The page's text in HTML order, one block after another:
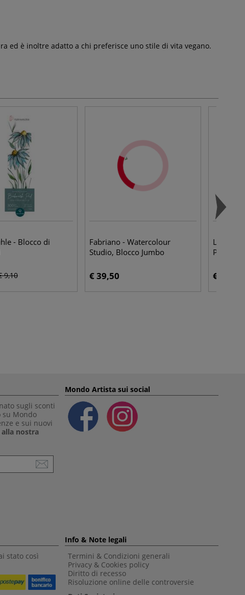
ed è inoltre adatto a chi preferisce uno stile di vita vegano.
- Blocco di
9,10
Fabriano - Watercolour
Studio, Blocco Jumbo
€ 39,50
Lyra -
€ 2,50
sugli sconti
su Mondo
e sui nuovi
nostra
Mondo Artista sui social
stato così
Info & Note legali
Termini & Condizioni generali
Privacy & Cookies policy
Diritto di recesso
Risoluzione online delle controversie